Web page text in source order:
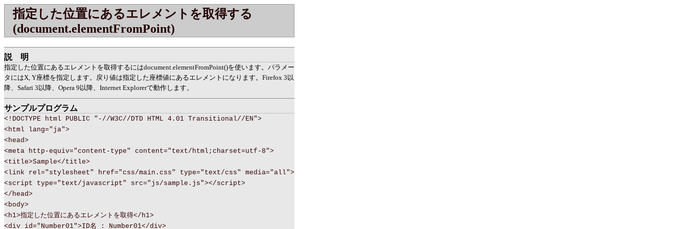
指定した位置にあるエレメントを取得する
(document.elementFromPoint)
説明
指定した位置にあるエレメントを取得するにはdocument.elementFromPoint()を使います。パラメー
タにはX, Y座標を指定します。戻り値は指定した座標値にあるエレメントになります。Firefox 3以
降、Safari 3以降、Opera 9以降、Internet Explorerで動作します。
サンプルプログラム
<!DOCTYPE html PUBLIC "-//W3C//DTD HTML 4.01 Transitional//EN">
<html lang="ja">
<head>
<meta http-equiv="content-type" content="text/html;charset=utf-8">
<title>Sample</title>
<link rel="stylesheet" href="css/main.css" type="text/css" media="all">
<script type="text/javascript" src="js/sample.js"></script>
</head>
<body>
<h1>指定した位置にあるエレメントを取得</h1>
<div id="Number01">ID名 : Number01</div>